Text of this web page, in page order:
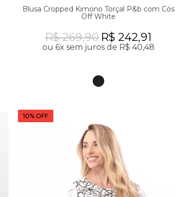
Blusa Cropped Kimono Torçal P&b com Cós
Off White
R$ 269,90 R$ 242,91
ou 6x sem juros de R$ 40,48
10% OFF